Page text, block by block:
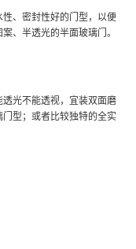
、密封性好的门型，以便
、半透光的半面玻璃门。
光不能透视，宜装双面磨
型；或者比较独特的全实